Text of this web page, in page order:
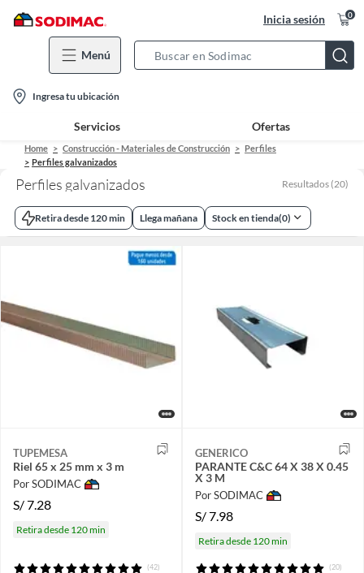
Inicia sesión 0
Menú
Bar
location-
icon
Ingresa tu ubicación
Servicios Ofertas
Home Construcción - Materiales de Construcción
Perfiles
Perfiles galvanizados
Perfiles galvanizados Resultados (20)
Retira desde 120 min Llega mañana Stock en tienda(0)
TUPEMESA
Riel 65 x 25 mm x 3 m
Por SODIMAC
S/7.28
Retira desde 120 min
(42)
GENERICO
PARANTE C&C 64 X 38 X 0.45
X 3 M
Por SODIMAC
S/7.98
Retira desde 120 min
(20)